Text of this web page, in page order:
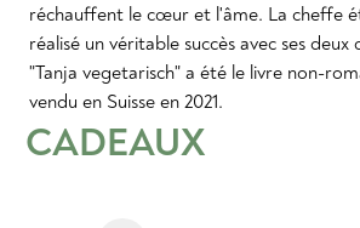
réchauffent le cœur et l'âme. La cheffe
réalisé un véritable succès avec ses deux
"Tanja vegetarisch" a été le livre non-
vendu en Suisse en 2021.
CADEAUX